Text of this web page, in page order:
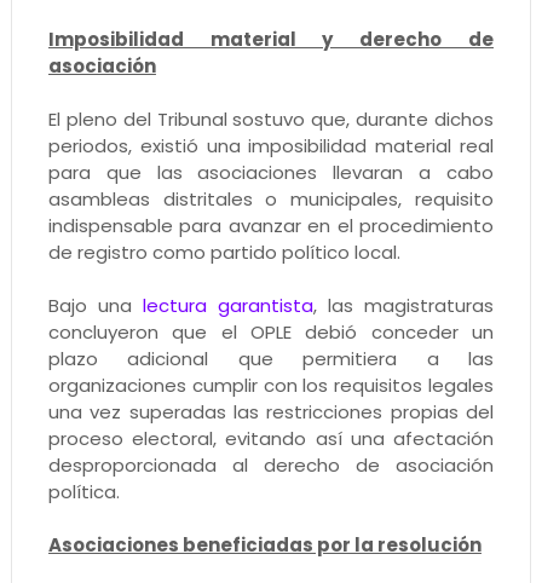
Imposibilidad material y derecho de
asociación
El pleno del Tribunal sostuvo que, durante dichos
periodos, existió una imposibilidad material real
para que las asociaciones llevaran a cabo
asambleas distritales o municipales, requisito
indispensable para avanzar en el procedimiento
de registro como partido político local.
Bajo una lectura garantista, las magistraturas
concluyeron que el OPLE debió conceder un
plazo adicional que permitiera a las
organizaciones cumplir con los requisitos legales
una vez superadas las restricciones propias del
proceso electoral, evitando así una afectación
desproporcionada al derecho de asociación
política.
Asociaciones beneficiadas por la resolución